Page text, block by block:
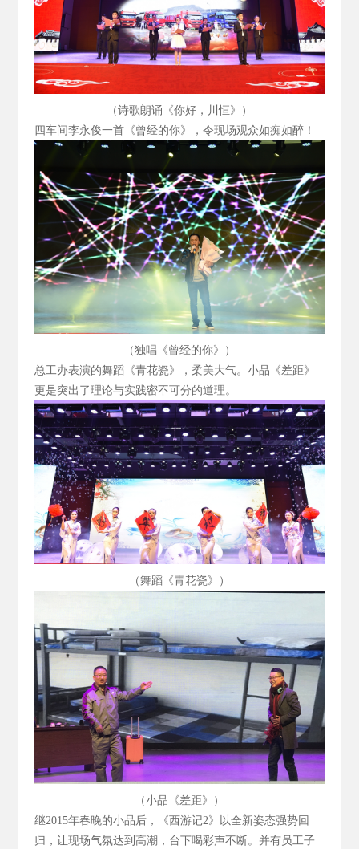
（诗歌朗诵《你好，川恒》）
四车间李永俊一首《曾经的你》，令现场观众如痴如醉！
（独唱《曾经的你》）
总工办表演的舞蹈《青花瓷》，柔美大气。小品《差距》
更是突出了理论与实践密不可分的道理。
（舞蹈《青花瓷》）
（小品《差距》）
继2015年春晚的小品后，《西游记2》以全新姿态强势回
归，让现场气氛达到高潮，台下喝彩声不断。并有员工子